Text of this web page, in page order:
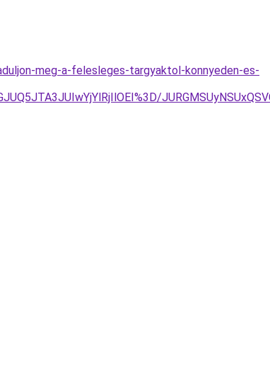
meg-a-felesleges-targyaktol-konnyeden-es-